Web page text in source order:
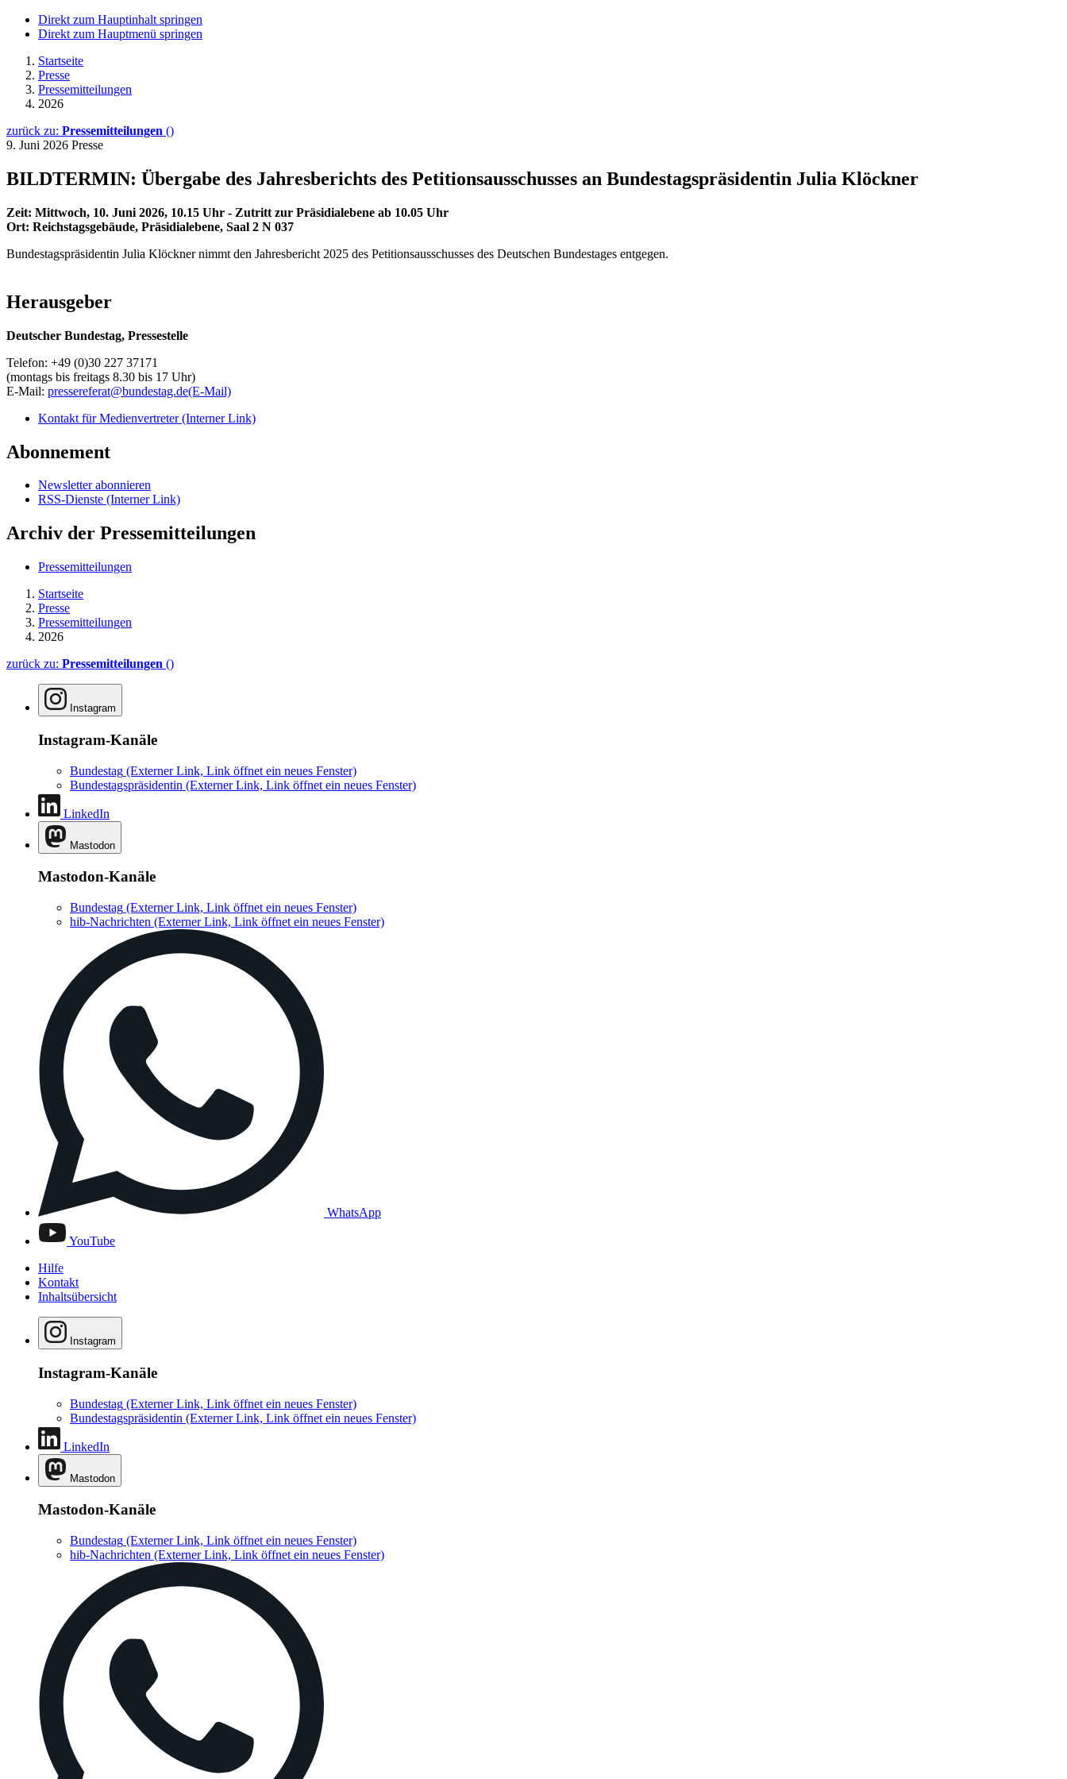
Direkt zum Hauptinhalt springen
Direkt zum Hauptmenü springen
Startseite
Presse
Pressemitteilungen
2026
zurück zu: Pressemitteilungen ()
9. Juni 2026 Presse
BILDTERMIN: Übergabe des Jahresberichts des Petitionsausschusses an Bundestagspräsidentin Julia Klöckner
Zeit: Mittwoch, 10. Juni 2026, 10.15 Uhr - Zutritt zur Präsidialebene ab 10.05 Uhr
Ort: Reichstagsgebäude, Präsidialebene, Saal 2 N 037
Bundestagspräsidentin Julia Klöckner nimmt den Jahresbericht 2025 des Petitionsausschusses des Deutschen Bundestages entgegen.
Herausgeber
Deutscher Bundestag, Pressestelle
Telefon: +49 (0)30 227 37171
(montags bis freitags 8.30 bis 17 Uhr)
E-Mail: pressereferat@bundestag.de(E-Mail)
Kontakt für Medienvertreter(Interner Link)
Abonnement
Newsletter abonnieren
RSS-Dienste (Interner Link)
Archiv der Pressemitteilungen
Pressemitteilungen
Startseite
Presse
Pressemitteilungen
2026
zurück zu: Pressemitteilungen ()
Instagram
Instagram-Kanäle
Bundestag (Externer Link, Link öffnet ein neues Fenster)
Bundestagspräsidentin (Externer Link, Link öffnet ein neues Fenster)
LinkedIn
Mastodon
Mastodon-Kanäle
Bundestag (Externer Link, Link öffnet ein neues Fenster)
hib-Nachrichten (Externer Link, Link öffnet ein neues Fenster)
WhatsApp
YouTube
Hilfe
Kontakt
Inhaltsübersicht
Instagram
Instagram-Kanäle
Bundestag (Externer Link, Link öffnet ein neues Fenster)
Bundestagspräsidentin (Externer Link, Link öffnet ein neues Fenster)
LinkedIn
Mastodon
Mastodon-Kanäle
Bundestag (Externer Link, Link öffnet ein neues Fenster)
hib-Nachrichten (Externer Link, Link öffnet ein neues Fenster)